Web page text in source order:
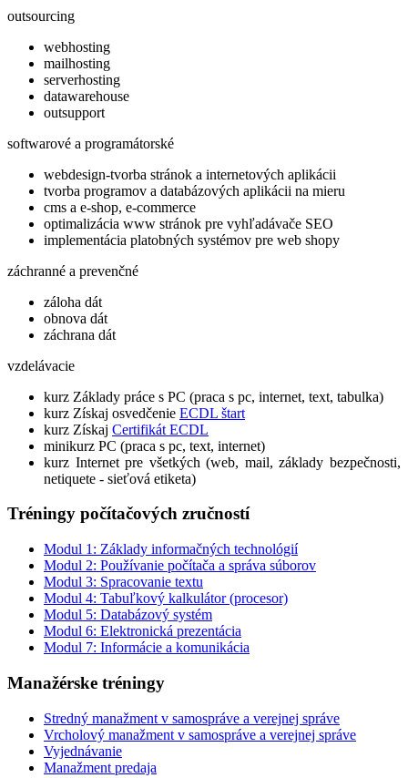
outsourcing
webhosting
mailhosting
serverhosting
datawarehouse
outsupport
softwarové a programátorské
webdesign-tvorba stránok a internetových aplikácii
tvorba programov a databázových aplikácii na mieru
cms a e-shop, e-commerce
optimalizácia www stránok pre vyhľadávače SEO
implementácia platobných systémov pre web shopy
záchranné a prevenčné
záloha dát
obnova dát
záchrana dát
vzdelávacie
kurz Základy práce s PC (praca s pc, internet, text, tabulka)
kurz Získaj osvedčenie ECDL štart
kurz Získaj Certifikát ECDL
minikurz PC (praca s pc, text, internet)
kurz Internet pre všetkých (web, mail, základy bezpečnosti,
netiquete - sieťová etiketa)
Tréningy počítačových zručností
Modul 1: Základy informačných technológií
Modul 2: Používanie počítača a správa súborov
Modul 3: Spracovanie textu
Modul 4: Tabuľkový kalkulátor (procesor)
Modul 5: Databázový systém
Modul 6: Elektronická prezentácia
Modul 7: Informácie a komunikácia
Manažérske tréningy
Stredný manažment v samospráve a verejnej správe
Vrcholový manažment v samospráve a verejnej správe
Vyjednávanie
Manažment predaja